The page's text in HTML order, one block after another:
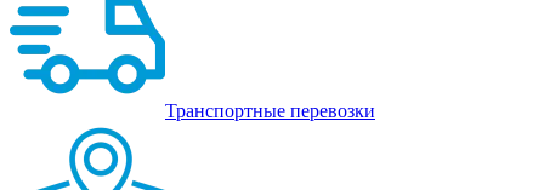
Транспортные перевозки